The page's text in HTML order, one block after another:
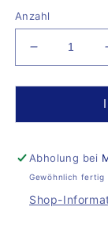
Anzahl
Verringere
die
Menge
Donut
Suki
Abholung bei
Gewöhnlich fertig
Shop-